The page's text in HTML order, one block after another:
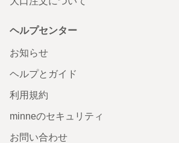
ヘルプセンター
お知らせ
ヘルプとガイド
利用規約
minneのセキュリティ
お問い合わせ